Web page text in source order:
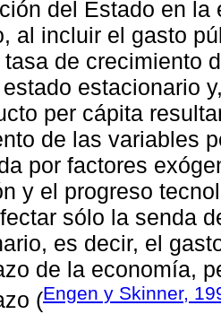
del Estado en
al incluir el gasto
tasa de crecimiento
estacionario
per cápita
de las variables
por factores
y el progreso
sólo la senda
es decir, el
de la economía,
(Engen y Skinner,